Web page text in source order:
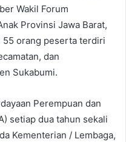
Wakil Forum
Provinsi Jawa Barat,
55 orang peserta terdiri
dan
Sukabumi.
Perempuan dan
setiap dua tahun sekali
Kementerian / Lembaga,